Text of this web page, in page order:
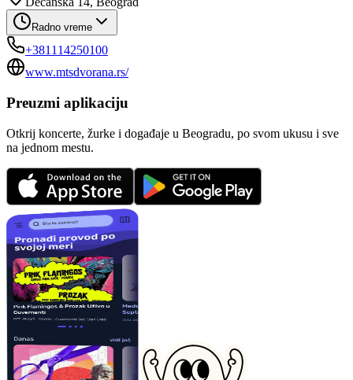
Radno vreme
+381114250100
www.mtsdvorana.rs/
Preuzmi aplikaciju
Otkrij koncerte, žurke i događaje u Beogradu, po svom ukusu i sve
na jednom mestu.